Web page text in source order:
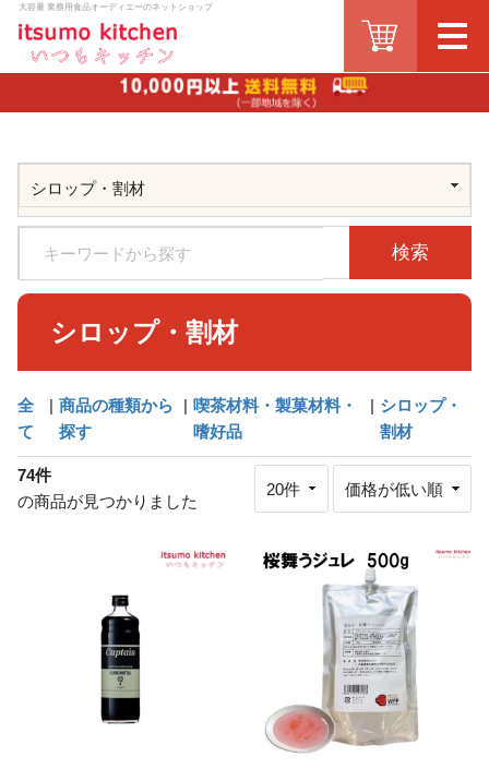
大容量 業務用食品オーディエーのネットショップ
検索
シロップ・割材
全
て
| 商品の種類から
探す
| 喫茶材料・製菓材料・
嗜好品
| シロップ・
割材
74件
の商品が見つかりました